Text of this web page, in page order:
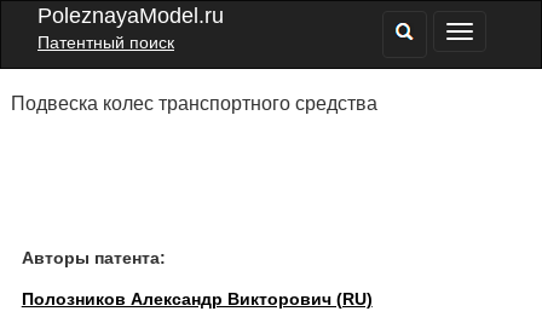
PoleznayaModel.ru
Патентный поиск
Подвеска колес транспортного средства
Авторы патента:
Полозников Александр Викторович (RU)